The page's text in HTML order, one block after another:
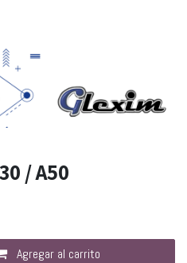
/ A50
Agregar al carrito